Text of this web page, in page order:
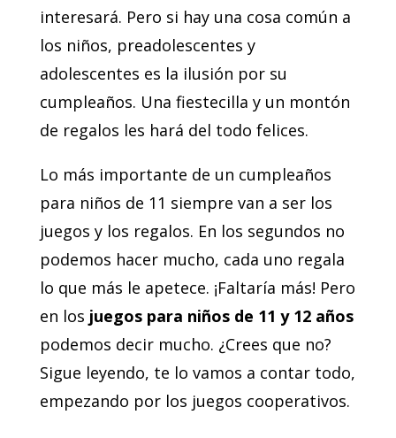
interesará. Pero si hay una cosa común a
los niños, preadolescentes y
adolescentes es la ilusión por su
cumpleaños. Una fiestecilla y un montón
de regalos les hará del todo felices.
Lo más importante de un cumpleaños
para niños de 11 siempre van a ser los
juegos y los regalos. En los segundos no
podemos hacer mucho, cada uno regala
lo que más le apetece. ¡Faltaría más! Pero
en los juegos para niños de 11 y 12 años
podemos decir mucho. ¿Crees que no?
Sigue leyendo, te lo vamos a contar todo,
empezando por los juegos cooperativos.